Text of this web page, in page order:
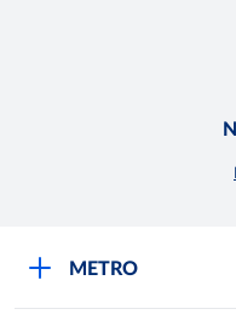
METRO